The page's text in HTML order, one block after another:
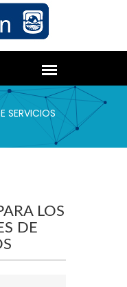
SERVICIOS
LOS
DE